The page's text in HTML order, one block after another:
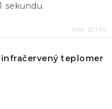
sekundu.
Kód: 31.1115
infračervený teplomer